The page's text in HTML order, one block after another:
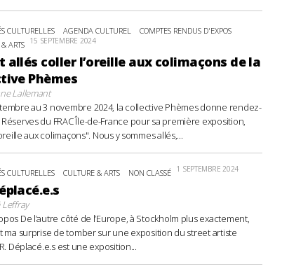
CULTURELLES AGENDA CULTUREL
COMPTES RENDUS D'EXPOS
ARTS 15 SEPTEMBRE 2024
allés coller l’oreille aux colimaçons de la
Phèmes
Lallemant
au 3 novembre 2024, la collective Phèmes donne rendez-
du FRAC Île-de-France pour sa première exposition,
aux colimaçons". Nous y sommes allés,...
CULTURELLES CULTURE & ARTS NON CLASSÉ 1 SEPTEMBRE 2024
Leffray
De l’autre côté de l’Europe, à Stockholm plus exactement,
ma surprise de tomber sur une exposition du street artiste
Déplacé.e.s est une exposition...